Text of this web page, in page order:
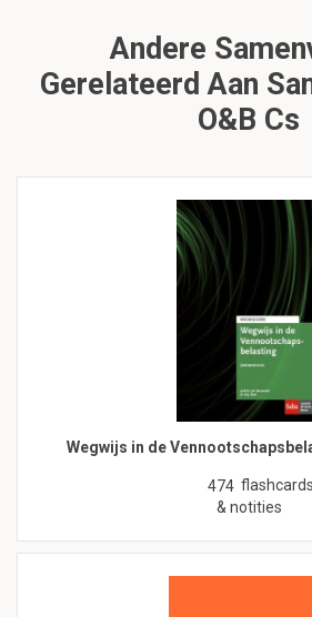
Andere
Gerelateerd Aan
O&b Cs
Wegwijs in de
474 flashcards
& notities